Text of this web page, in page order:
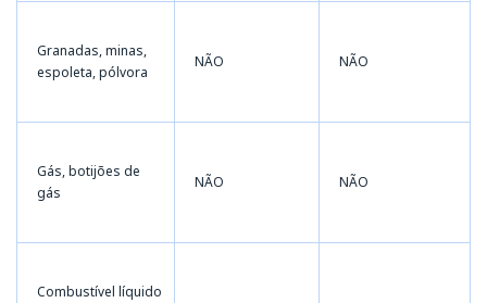
Granadas, minas,
espoleta, pólvora
NÃO NÃO
Gás, botijões de
gás
NÃO NÃO
Combustível líquido